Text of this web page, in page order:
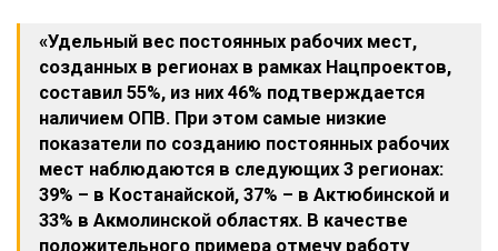
«Удельный вес постоянных рабочих мест,
созданных в регионах в рамках Нацпроектов,
составил 55%, из них 46% подтверждается
наличием ОПВ. При этом самые низкие
показатели по созданию постоянных рабочих
мест наблюдаются в следующих 3 регионах:
39% – в Костанайской, 37% – в Актюбинской и
33% в Акмолинской областях. В качестве
положительного примера отмечу работу